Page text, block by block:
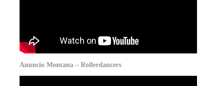
Anuncio Montana – Rollerdancers